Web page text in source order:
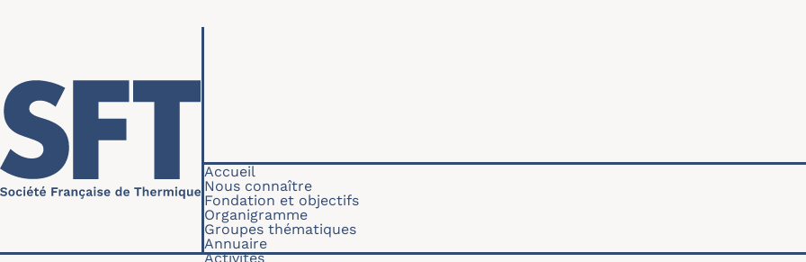
Navigation principale
Accueil
Nous connaître
Fondation et objectifs
Organigramme
Groupes thématiques
Annuaire
Activités